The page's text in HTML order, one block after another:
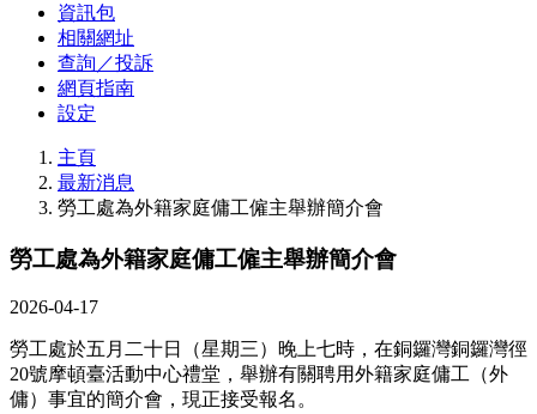
資訊包
相關網址
查詢／投訴
網頁指南
設定
主頁
最新消息
勞工處為外籍家庭傭工僱主舉辦簡介會
勞工處為外籍家庭傭工僱主舉辦簡介會
2026-04-17
勞工處於五月二十日（星期三）晚上七時，在銅鑼灣銅鑼灣徑
20號摩頓臺活動中心禮堂，舉辦有關聘用外籍家庭傭工（外
傭）事宜的簡介會，現正接受報名。